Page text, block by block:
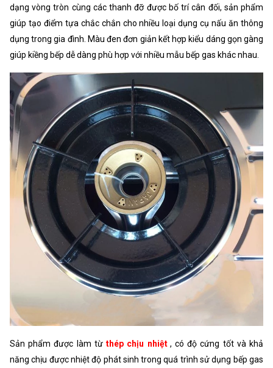
dạng vòng tròn cùng các thanh đỡ được bố trí cân đối, sản phẩm
giúp tạo điểm tựa chắc chắn cho nhiều loại dụng cụ nấu ăn thông
dụng trong gia đình. Màu đen đơn giản kết hợp kiểu dáng gọn gàng
giúp kiềng bếp dễ dàng phù hợp với nhiều mẫu bếp gas khác nhau.
Sản phẩm được làm từthép chịu nhiệt , có độ cứng tốt và khả
năng chịu được nhiệt độ phát sinh trong quá trình sử dụng bếp gas